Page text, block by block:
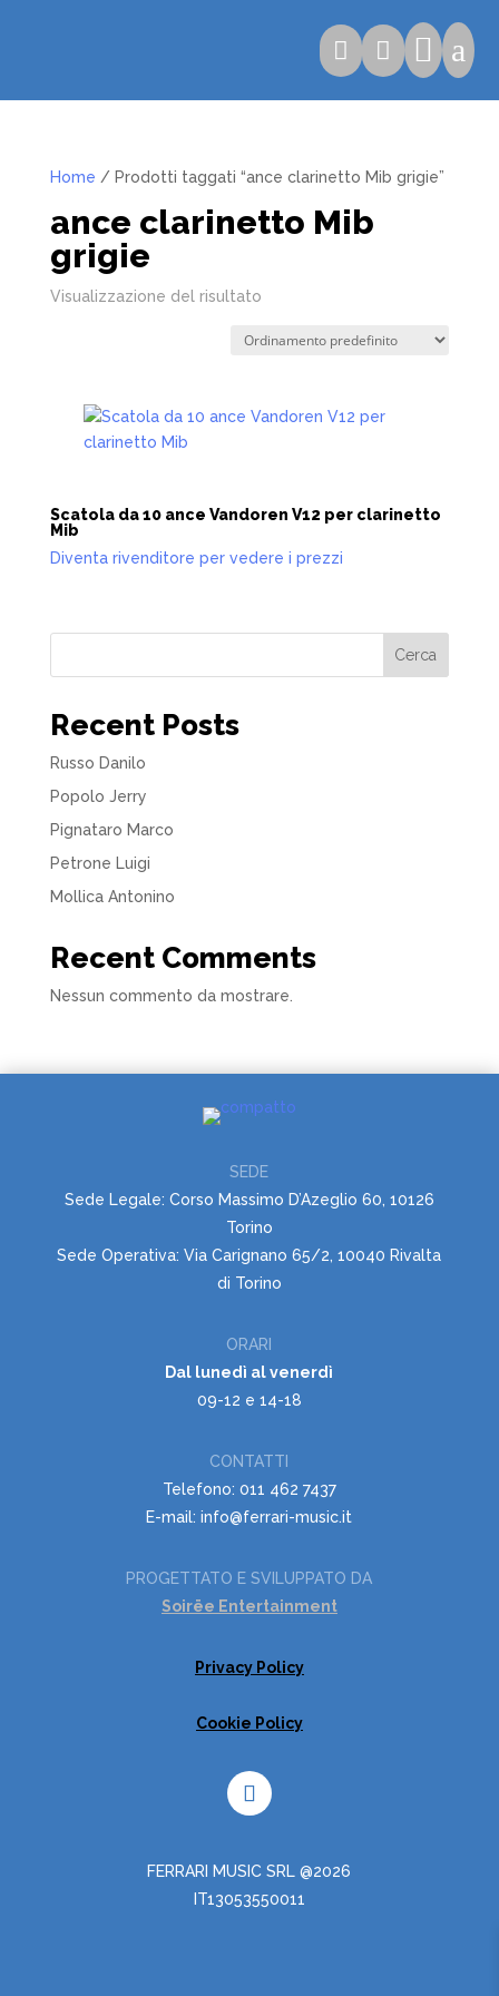
   a
Home / Prodotti taggati “ance clarinetto Mib grigie”
ance clarinetto Mib
grigie
Visualizzazione del risultato
Scatola da 10 ance Vandoren V12 per clarinetto
Mib
Diventa rivenditore per vedere i prezzi
Cerca
Recent Posts
Russo Danilo
Popolo Jerry
Pignataro Marco
Petrone Luigi
Mollica Antonino
Recent Comments
Nessun commento da mostrare.
SEDE
Sede Legale: Corso Massimo D’Azeglio 60, 10126
Torino
Sede Operativa: Via Carignano 65/2, 10040 Rivalta
di Torino
ORARI
Dal lunedì al venerdì
09-12 e 14-18
CONTATTI
Telefono: 011 462 7437
E-mail: info@ferrari-music.it
PROGETTATO E SVILUPPATO DA
Soirëe Entertainment
Privacy Policy
Cookie Policy
FERRARI MUSIC SRL @2026
IT13053550011